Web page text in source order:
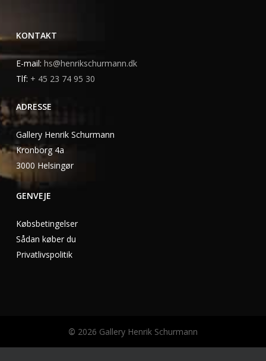
KONTAKT
E-mail: hs@henrikschurmann.dk
Tlf: + 45 23 74 95 30
ADRESSE
Gallery Henrik Schurmann
Kronborg 4a
3000 Helsingør
GENVEJE
Købsbetingelser
Sådan køber du
Privatlivspolitik
© 2026 Gallery Henrik Schurmann